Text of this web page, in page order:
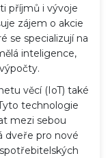
příjmů i vývoje
zájem o akcie
se specializují na
inteligence,
věcí (IoT) také
technologie
mezi sebou
dveře pro nové